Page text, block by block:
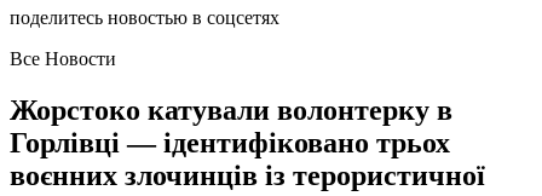
поделитесь новостью в соцсетях
Все Новости
Жорстоко катували волонтерку в
Горлівці — ідентифіковано трьох
воєнних злочинців із терористичної